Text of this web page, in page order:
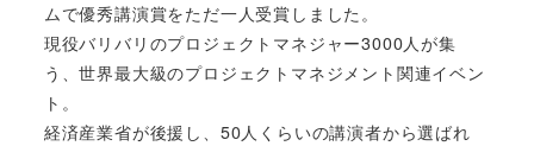
ムで優秀講演賞をただ一人受賞しました。
現役バリバリのプロジェクトマネジャー3000人が集
う、世界最大級のプロジェクトマネジメント関連イベン
ト。
経済産業省が後援し、50人くらいの講演者から選ばれ